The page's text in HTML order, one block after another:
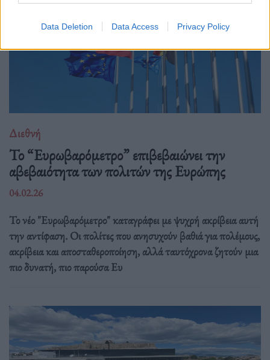
Data Deletion Data Access Privacy Policy
Διεθνή
Το “Ευρωβαρόμετρο” επιβεβαιώνει την
αβεβαιότητα των πολιτών της Ευρώπης
04.02.26
Το νέο "Ευρωβαρόμετρο" καταγράφει με ψυχρή ακρίβεια αυτή
την αντίφαση. Oι πολίτες που ανησυχούν βαθιά για πολέμους,
ακρίβεια και αποσταθεροποίηση, αλλά ταυτόχρονα ζητούν μια
πιο δυνατή, πιο παρούσα Ευ